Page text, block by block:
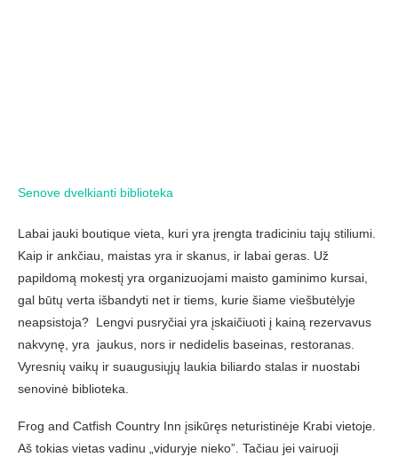
Labai jauki boutique vieta, kuri yra įrengta tradiciniu tajų stiliumi.
Kaip ir ankčiau, maistas yra ir skanus, ir labai geras. Už
papildomą mokestį yra organizuojami maisto gaminimo kursai,
gal būtų verta išbandyti net ir tiems, kurie šiame viešbutėlyje
neapsistoja? Lengvi pusryčiai yra įskaičiuoti į kainą rezervavus
nakvynę, yra jaukus, nors ir nedidelis baseinas, restoranas.
Vyresnių vaikų ir suaugusiųjų laukia biliardo stalas ir nuostabi
senovinė biblioteka.
Frog and Catfish Country Inn įsikūręs neturistinėje Krabi vietoje.
Aš tokias vietas vadinu „viduryje nieko”. Tačiau jei vairuoji